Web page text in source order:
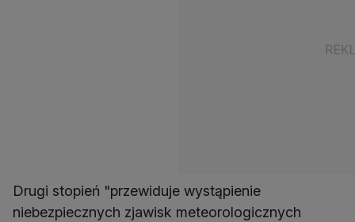
Drugi stopień "przewiduje wystąpienie
niebezpiecznych zjawisk meteorologicznych